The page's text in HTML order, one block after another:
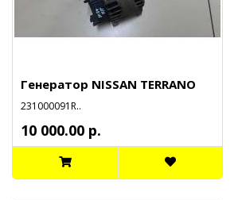
Генератор NISSAN TERRANO
231000091R..
10 000.00 р.